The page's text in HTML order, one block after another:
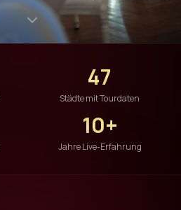
47
Städte mit Tourdaten
10+
Jahre Live-Erfahrung